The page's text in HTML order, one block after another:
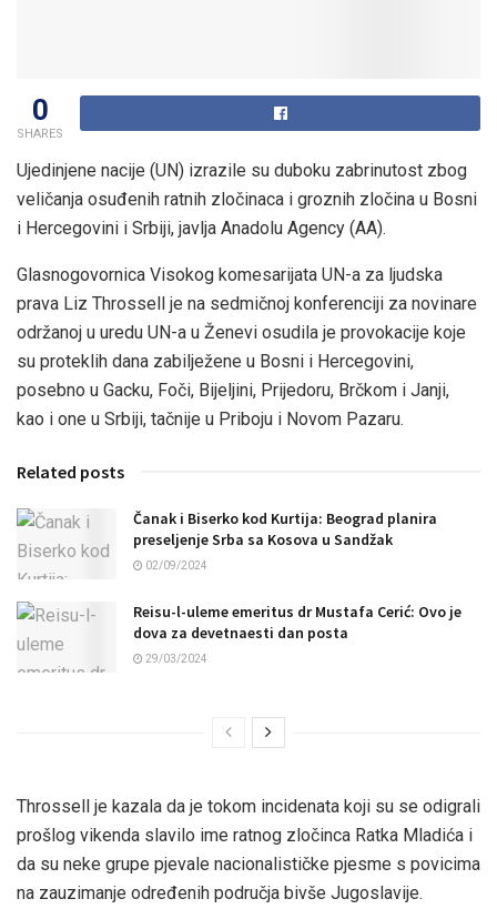
0
SHARES
Ujedinjene nacije (UN) izrazile su duboku zabrinutost zbog
veličanja osuđenih ratnih zločinaca i groznih zločina u Bosni
i Hercegovini i Srbiji, javlja Anadolu Agency (AA).
Glasnogovornica Visokog komesarijata UN-a za ljudska
prava Liz Throssell je na sedmičnoj konferenciji za novinare
održanoj u uredu UN-a u Ženevi osudila je provokacije koje
su proteklih dana zabilježene u Bosni i Hercegovini,
posebno u Gacku, Foči, Bijeljini, Prijedoru, Brčkom i Janji,
kao i one u Srbiji, tačnije u Priboju i Novom Pazaru.
Related posts
Čanak i Biserko kod Kurtija: Beograd planira
preseljenje Srba sa Kosova u Sandžak
02/09/2024
Reisu-l-uleme emeritus dr Mustafa Cerić: Ovo je
dova za devetnaesti dan posta
29/03/2024
Throssell je kazala da je tokom incidenata koji su se odigrali
prošlog vikenda slavilo ime ratnog zločinca Ratka Mladića i
da su neke grupe pjevale nacionalističke pjesme s povicima
na zauzimanje određenih područja bivše Jugoslavije.